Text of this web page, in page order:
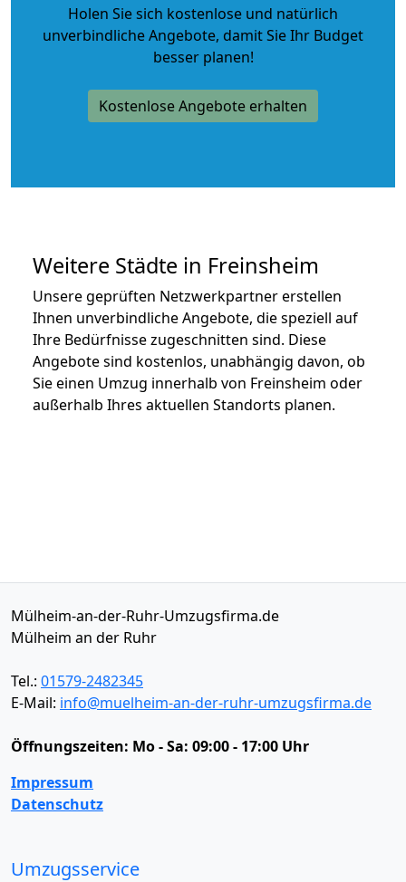
Holen Sie sich kostenlose und natürlich
unverbindliche Angebote, damit Sie Ihr Budget
besser planen!
Kostenlose Angebote erhalten
Weitere Städte in Freinsheim
Unsere geprüften Netzwerkpartner erstellen
Ihnen unverbindliche Angebote, die speziell auf
Ihre Bedürfnisse zugeschnitten sind. Diese
Angebote sind kostenlos, unabhängig davon, ob
Sie einen Umzug innerhalb von Freinsheim oder
außerhalb Ihres aktuellen Standorts planen.
Mülheim-an-der-Ruhr-Umzugsfirma.de
Mülheim an der Ruhr
Tel.: 01579-2482345
E-Mail: info@muelheim-an-der-ruhr-umzugsfirma.de
Öffnungszeiten: Mo - Sa: 09:00 - 17:00 Uhr
Impressum
Datenschutz
Umzugsservice